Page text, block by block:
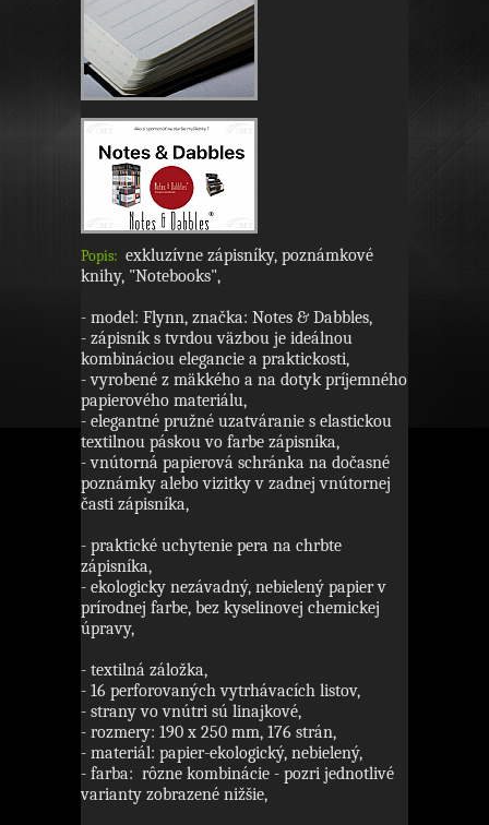
Popis: exkluzívne zápisníky, poznámkové
knihy, "Notebooks",
- model: Flynn, značka: Notes & Dabbles,
- zápisník s tvrdou väzbou je ideálnou
kombináciou elegancie a praktickosti,
- vyrobené z mäkkého a na dotyk príjemného
papierového materiálu,
- elegantné pružné uzatváranie s elastickou
textilnou páskou vo farbe zápisníka,
- vnútorná papierová schránka na dočasné
poznámky alebo vizitky v zadnej vnútornej
časti zápisníka,
- praktické uchytenie pera na chrbte
zápisníka,
- ekologicky nezávadný, nebielený papier v
prírodnej farbe, bez kyselinovej chemickej
úpravy,
- textilná záložka,
- 16 perforovaných vytrhávacích listov,
- strany vo vnútri sú linajkové,
- rozmery: 190 x 250 mm, 176 strán,
- materiál: papier-ekologický, nebielený,
- farba: rôzne kombinácie - pozri jednotlivé
varianty zobrazené nižšie,